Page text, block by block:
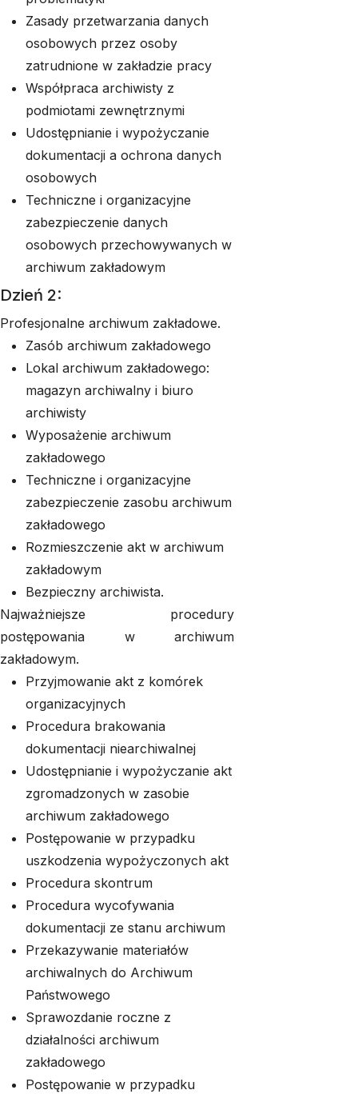
Zasady przetwarzania danych
osobowych przez osoby
zatrudnione w zakładzie pracy
Współpraca archiwisty z
podmiotami zewnętrznymi
Udostępnianie i wypożyczanie
dokumentacji a ochrona danych
osobowych
Techniczne i organizacyjne
zabezpieczenie danych
osobowych przechowywanych w
archiwum zakładowym
Dzień 2:
Profesjonalne archiwum zakładowe.
Zasób archiwum zakładowego
Lokal archiwum zakładowego:
magazyn archiwalny i biuro
archiwisty
Wyposażenie archiwum
zakładowego
Techniczne i organizacyjne
zabezpieczenie zasobu archiwum
zakładowego
Rozmieszczenie akt w archiwum
zakładowym
Bezpieczny archiwista.
Najważniejsze procedury
postępowania w archiwum
zakładowym.
Przyjmowanie akt z komórek
organizacyjnych
Procedura brakowania
dokumentacji niearchiwalnej
Udostępnianie i wypożyczanie akt
zgromadzonych w zasobie
archiwum zakładowego
Postępowanie w przypadku
uszkodzenia wypożyczonych akt
Procedura skontrum
Procedura wycofywania
dokumentacji ze stanu archiwum
Przekazywanie materiałów
archiwalnych do Archiwum
Państwowego
Sprawozdanie roczne z
działalności archiwum
zakładowego
Postępowanie w przypadku